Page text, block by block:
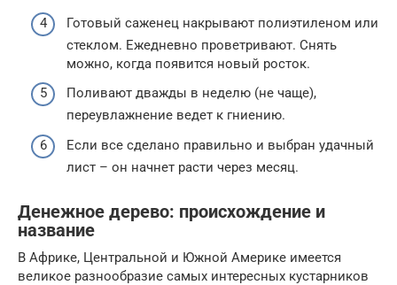
Готовый саженец накрывают полиэтиленом или
стеклом. Ежедневно проветривают. Снять
можно, когда появится новый росток.
Поливают дважды в неделю (не чаще),
переувлажнение ведет к гниению.
Если все сделано правильно и выбран удачный
лист – он начнет расти через месяц.
Денежное дерево: происхождение и
название
В Африке, Центральной и Южной Америке имеется
великое разнообразие самых интересных кустарников